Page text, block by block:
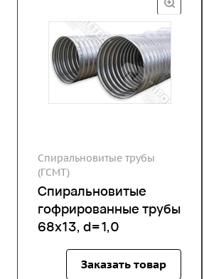
Спиральновитые трубы
(ГСМТ)
Спиральновитые
гофрированные трубы
68х13, d=1,0
Заказать товар